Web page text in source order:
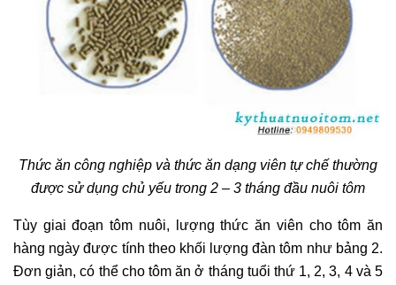
Thức ăn công nghiệp và thức ăn dạng viên tự chế thường
được sử dụng chủ yếu trong 2 – 3 tháng đầu nuôi tôm
Tùy giai đoạn tôm nuôi, lượng thức ăn viên cho tôm ăn
hàng ngày được tính theo khối lượng đàn tôm như bảng 2.
Đơn giản, có thể cho tôm ăn ở tháng tuổi thứ 1, 2, 3, 4 và 5